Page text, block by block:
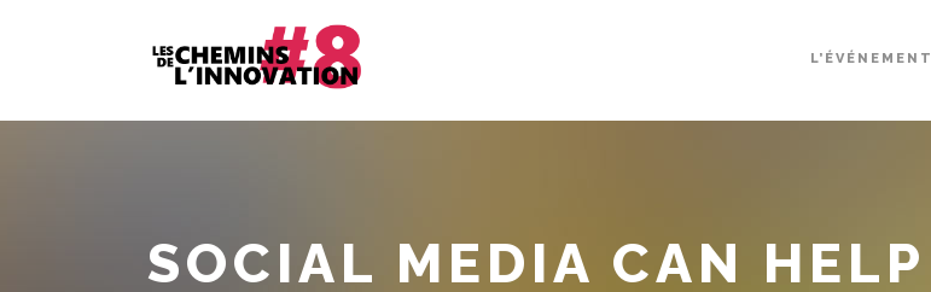
L’ÉVÉNEMENT
SOCIAL MEDIA CAN HELP